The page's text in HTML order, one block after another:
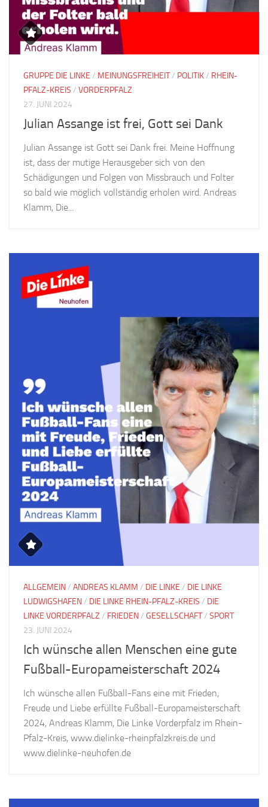
GRUPPE DIE LINKE / MEINUNGSFREIHEIT/ POLITIK/ RHEIN-
PFALZ-KREIS / VORDERPFALZ
27. JUNI 2024
Julian Assange ist frei, Gott sei Dank
Julian Assange ist Gott sei Dank frei. Meine Hoffnung
ist, dass der mutige Herausgeber sich von den
Schädigungen und Folgen von Missbrauch und Folter
so bald wie möglich vollständig erholen wird. Andreas
Klamm, Die...
ALLGEMEIN/ ANDREAS KLAMM / DIE LINKE / DIE LINKE
LUDWIGSHAFEN/ DIE LINKE RHEIN-PFALZ-KREIS / DIE
LINKE VORDERPFALZ / FRIEDEN/ GESELLSCHAFT/ SPORT
23. JUNI 2024
Ich wünsche allen Menschen eine gute
Fußball-Europameisterschaft 2024
Ich wünsche allen Fußball-Fans eine mit Frieden,
Freude und Liebe erfüllte Fußball-Europameisterschaft
2024, Andreas Klamm, Die Linke Vorderpfalz im Rhein-
Pfalz-Kreis, www.dielinke-rheinpfalzkreis.de und
www.dielinke-neuhofen.de